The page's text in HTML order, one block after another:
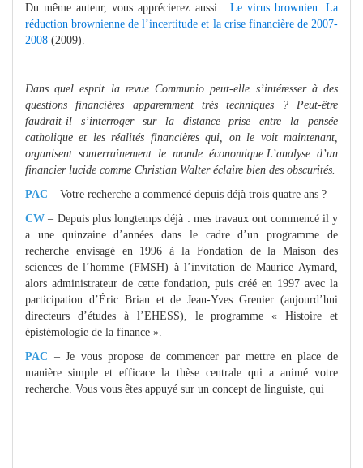
Du même auteur, vous apprécierez aussi : Le virus brownien. La
réduction brownienne de l’incertitude et la crise financière de 2007-
2008 (2009).
Dans quel esprit la revue Communio peut-elle s’intéresser à des
questions financières apparemment très techniques ? Peut-être
faudrait-il s’interroger sur la distance prise entre la pensée
catholique et les réalités financières qui, on le voit maintenant,
organisent souterrainement le monde économique.L’analyse d’un
financier lucide comme Christian Walter éclaire bien des obscurités.
PAC – Votre recherche a commencé depuis déjà trois quatre ans ?
CW– Depuis plus longtemps déjà : mes travaux ont commencé il y
a une quinzaine d’années dans le cadre d’un programme de
recherche envisagé en 1996 à la Fondation de la Maison des
sciences de l’homme (FMSH) à l’invitation de Maurice Aymard,
alors administrateur de cette fondation, puis créé en 1997 avec la
participation d’Éric Brian et de Jean-Yves Grenier (aujourd’hui
directeurs d’études à l’EHESS), le programme « Histoire et
épistémologie de la finance ».
PAC – Je vous propose de commencer par mettre en place de
manière simple et efficace la thèse centrale qui a animé votre
recherche. Vous vous êtes appuyé sur un concept de linguiste, qui